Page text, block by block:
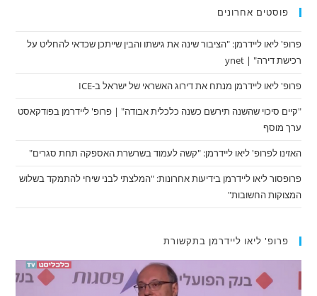
פוסטים אחרונים
פרופ' ליאו ליידרמן: "הציבור שינה את גישתו והבין שייתכן שכדאי להחליט על
רכישת דירה" | ynet
פרופ' ליאו ליידרמן מנתח את דירוג האשראי של ישראל ב-ICE
"קיים סיכוי שהשנה תירשם כשנה כלכלית אבודה" | פרופ' ליידרמן בפודקאסט
ערך מוסף
האזינו לפרופ' ליאו ליידרמן: "קשה לעמוד בשרשרת האספקה תחת סגרים"
פרופסור ליאו ליידרמן בידיעות אחרונות: "המלצתי לבני שיחי להתמקד בשלוש
המצוקות החשובות"
פרופ' ליאו ליידרמן בתקשורת